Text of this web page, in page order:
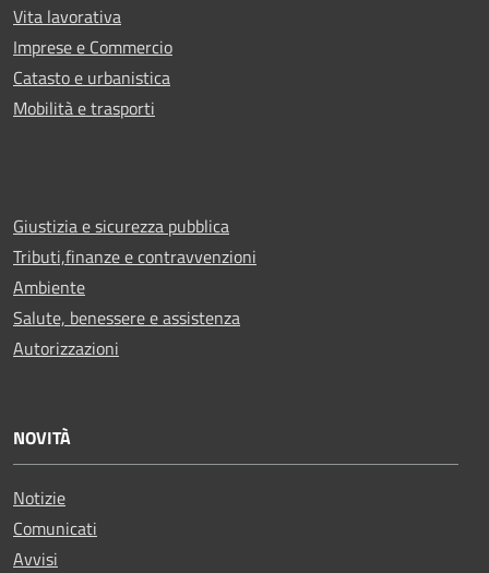
Vita lavorativa
Imprese e Commercio
Catasto e urbanistica
Mobilità e trasporti
Giustizia e sicurezza pubblica
Tributi,finanze e contravvenzioni
Ambiente
Salute, benessere e assistenza
Autorizzazioni
NOVITÀ
Notizie
Comunicati
Avvisi